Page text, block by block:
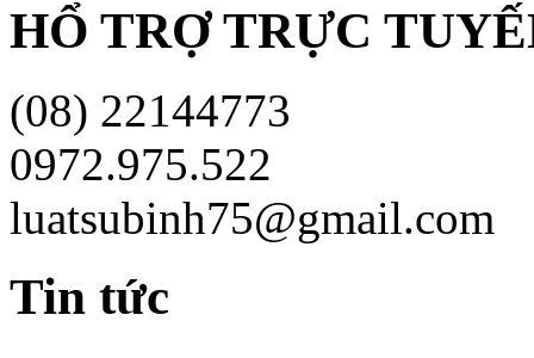
HỔ TRỢ TRỰC
(08) 22144773
0972.975.522
luatsubinh75@gmail.com
Tin tức